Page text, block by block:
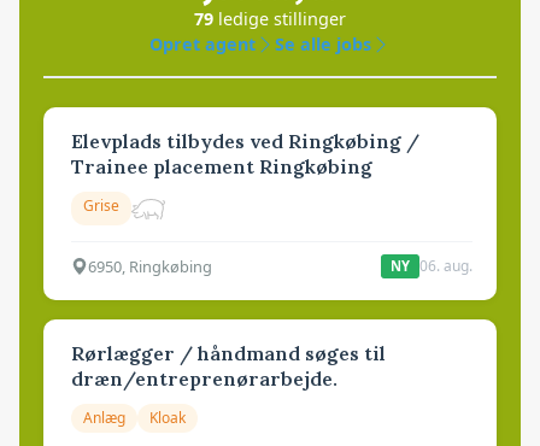
79 ledige stillinger
Opret agent
Se alle jobs
Elevplads tilbydes ved Ringkøbing /
Trainee placement Ringkøbing
Grise
6950, Ringkøbing NY 06. aug.
Rørlægger / håndmand søges til
dræn/entreprenørarbejde.
Anlæg Kloak